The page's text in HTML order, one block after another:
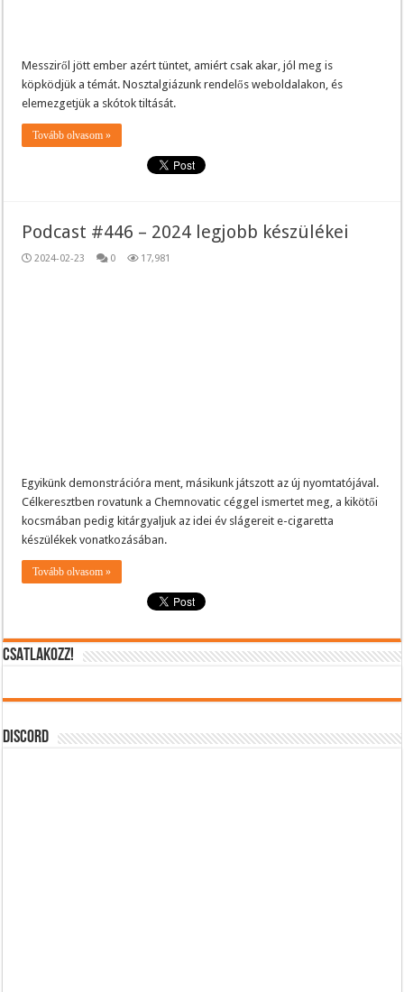
Messziről jött ember azért tüntet, amiért csak akar, jól meg is
köpködjük a témát. Nosztalgiázunk rendelős weboldalakon, és
elemezgetjük a skótok tiltását.
Tovább olvasom »
Podcast #446 – 2024 legjobb készülékei
2024-02-23 0 17,981
Egyikünk demonstrációra ment, másikunk játszott az új nyomtatójával.
Célkeresztben rovatunk a Chemnovatic céggel ismertet meg, a kikötői
kocsmában pedig kitárgyaljuk az idei év slágereit e-cigaretta
készülékek vonatkozásában.
Tovább olvasom »
CSATLAKOZZ!
DISCORD